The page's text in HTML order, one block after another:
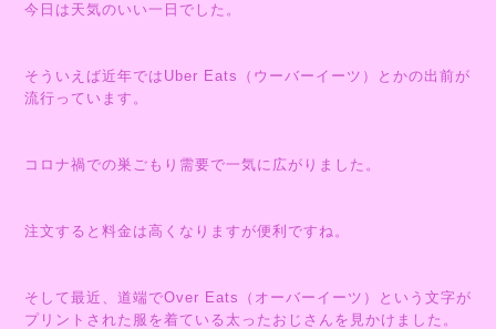
今日は天気のいい一日でした。
そういえば近年ではUber Eats（ウーバーイーツ）とかの出前が
流行っています。
コロナ禍での巣ごもり需要で一気に広がりました。
注文すると料金は高くなりますが便利ですね。
そして最近、道端でOver Eats（オーバーイーツ）という文字が
プリントされた服を着ている太ったおじさんを見かけました。